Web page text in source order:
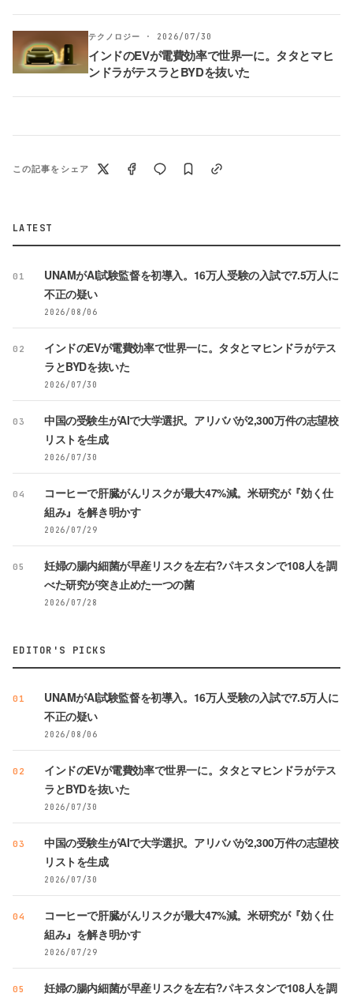
テクノロジー · 2026/07/30
インドのEVが電費効率で世界一に。タタとマヒ
ンドラがテスラとBYDを抜いた
この記事をシェア
LATEST
01
UNAMがAI試験監督を初導入。16万人受験の入試で7.5万人に
不正の疑い
2026/08/06
02
インドのEVが電費効率で世界一に。タタとマヒンドラがテス
ラとBYDを抜いた
2026/07/30
03
中国の受験生がAIで大学選択。アリババが2,300万件の志望校
リストを生成
2026/07/30
04
コーヒーで肝臓がんリスクが最大47%減。米研究が『効く仕
組み』を解き明かす
2026/07/29
05
妊婦の腸内細菌が早産リスクを左右?パキスタンで108人を調
べた研究が突き止めた一つの菌
2026/07/28
EDITOR'S PICKS
01
UNAMがAI試験監督を初導入。16万人受験の入試で7.5万人に
不正の疑い
2026/08/06
02
インドのEVが電費効率で世界一に。タタとマヒンドラがテス
ラとBYDを抜いた
2026/07/30
03
中国の受験生がAIで大学選択。アリババが2,300万件の志望校
リストを生成
2026/07/30
04
コーヒーで肝臓がんリスクが最大47%減。米研究が『効く仕
組み』を解き明かす
2026/07/29
05 妊婦の腸内細菌が早産リスクを左右?パキスタンで108人を調